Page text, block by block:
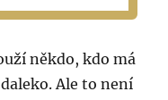
někdo, kdo má
Ale to není